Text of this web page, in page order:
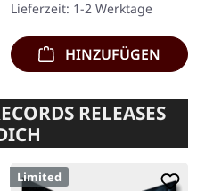
MMXVIII' präsentiert…
Lieferzeit: 1-2 Werktage
HINZUFÜGEN
RELEASES
Limited